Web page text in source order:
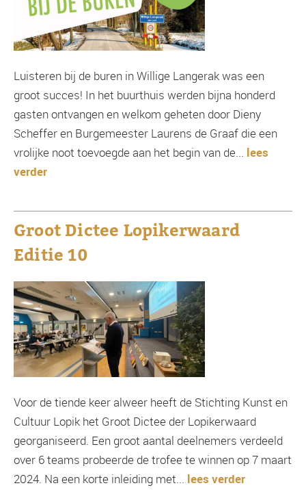
Luisteren bij de buren in Willige Langerak was een
groot succes! In het buurthuis werden bijna honderd
gasten ontvangen en welkom geheten door Dieny
Scheffer en Burgemeester Laurens de Graaf die een
vrolijke noot toevoegde aan het begin van de... lees
verder
Groot Dictee Lopikerwaard
Editie 10
Voor de tiende keer alweer heeft de Stichting Kunst en
Cultuur Lopik het Groot Dictee der Lopikerwaard
georganiseerd. Een groot aantal deelnemers verdeeld
over 6 teams probeerde de trofee te winnen op 7 maart
2024. Na een korte inleiding met... lees verder